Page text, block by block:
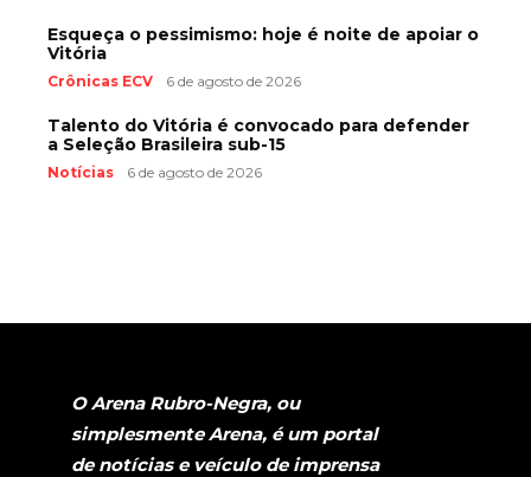
Esqueça o pessimismo: hoje é noite de apoiar o
Vitória
Crônicas ECV 6 de agosto de 2026
Talento do Vitória é convocado para defender
a Seleção Brasileira sub-15
Notícias 6 de agosto de 2026
O Arena Rubro-Negra, ou
simplesmente Arena, é um portal
de notícias e veículo de imprensa